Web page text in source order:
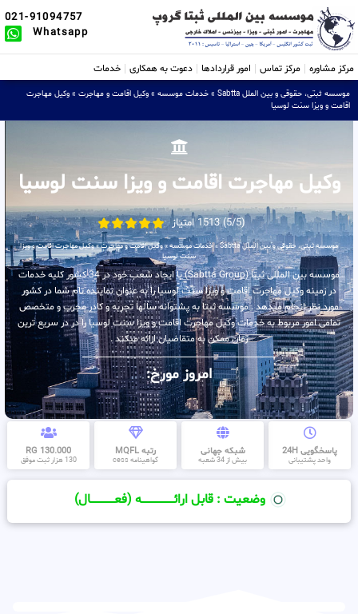
021-91094757
Whatsapp
مرکز مشاوره مرکز تماس امور قراردادها دعوت به همکاری خدمات
موسسه ثبتی، حقوقی و بین الملل Sabtta » خدمات موسسه » وکیل اقامت و مهاجرت » وکیل مهاجرت
اقامت و ویزا سنت لوسیا
وکیل مهاجرت اقامت و ویزا سنت لوسیا
(5/5) 1513 امتیاز
موسسه ثبتی، حقوقی و بین الملل Sabtta »خدمات موسسه»وکیل اقامت و مهاجرت»وکیل مهاجرت اقامت و ویزا
سنت لوسیا
موسسه بین المللی ثبتا (Sabtta Group) با ایجاد شعب خود در 34 کشور کلیه خدمات
در زمینه وکیل مهاجرت اقامت و ویزا سنت لوسیا را به عنوان نماینده تام شما در کشور
مورد نظر انجام میدهد . موسسه ثبتا به پشتوانه سالها تجربه و کادر مجرب و متخصص
تمامی امور مربوط به خدمات وکیل مهاجرت اقامت و ویزا سنت لوسیا را در در سریع ترین
زمان ممکن به متقاضیان ارائه میکند .
امروز مورخ:
پاسخگویی 24H
واحد پشتیبانی
شبکه جهانی
بیش از 34 شعبه
رتبه MQFL
گواهینامه cess
130.000 RG
130 هزار ثبت موفق
وضعیت : قابل ارائــــــــــــــــــــه (فعـــــــــــــــال)